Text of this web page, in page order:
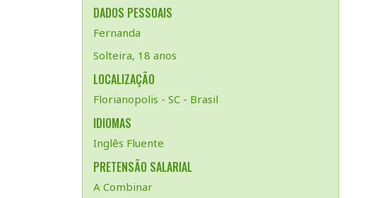
DADOS PESSOAIS
Fernanda
Solteira, 18 anos
LOCALIZAÇÃO
Florianopolis - SC - Brasil
IDIOMAS
Inglês Fluente
PRETENSÃO SALARIAL
A Combinar